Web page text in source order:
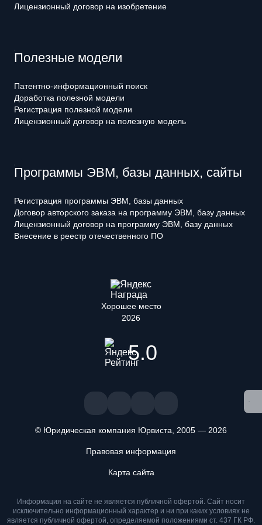
Лицензионный договор на изобретение
Полезные модели
Патентно-информационный поиск
Доработка полезной модели
Регистрация полезной модели
Лицензионный договор на полезную модель
Программы ЭВМ, базы данных, сайты
Регистрация программы ЭВМ, базы данных
Договор авторского заказа на программу ЭВМ, базу данных
Лицензионный договор на программу ЭВМ, базу данных
Внесение в реестр отечественного ПО
Хорошее место
2026
5.0
© Юридическая компания Юрвиста, 2005 — 2026
Правовая информация
Карта сайта
Информация на сайте не является публичной офертой. Cайт носит
исключительно информационный характер и ни при каких условиях не
является публичной офертой, определяемой положениями ст. 437 ГК РФ.
подтверждаете, что ознакомлены и принимаете условия
«Положения об обработке персональных данных» и даете